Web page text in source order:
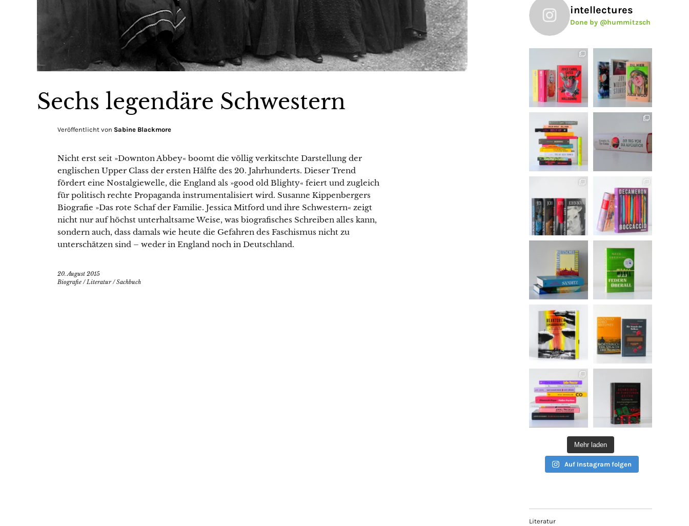
Sechs legendäre Schwestern
Veröffentlicht von Sabine Blackmore
Nicht erst seit »Downton Abbey« boomt die völlig verkitschte Darstellung der
englischen Upper Class der ersten Hälfte des 20. Jahrhunderts. Dieser Trend
fördert eine Nostalgiewelle, die England als »good old Blighty« feiert und zugleich
für politisch rechte Propaganda instrumentalisiert wird. Susanne Kippenbergers
Biografie »Das rote Schaf der Familie. Jessica Mitford und ihre Schwestern« zeigt
nicht nur auf höchst unterhaltsame Weise, was biografisches Schreiben alles kann,
sondern auch, dass damals wie heute die Gefahren des Faschismus nicht zu
unterschätzen sind – weder in England noch in Deutschland.
20. August 2015
Biografie /Literatur/Sachbuch
intellectures
Done by @hummitzsch
Mehr laden
Auf Instagram folgen
Literatur